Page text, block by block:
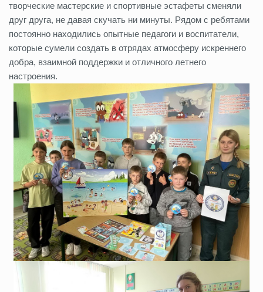
творческие мастерские и спортивные эстафеты сменяли
друг друга, не давая скучать ни минуты. Рядом с ребятами
постоянно находились опытные педагоги и воспитатели,
которые сумели создать в отрядах атмосферу искреннего
добра, взаимной поддержки и отличного летнего
настроения.